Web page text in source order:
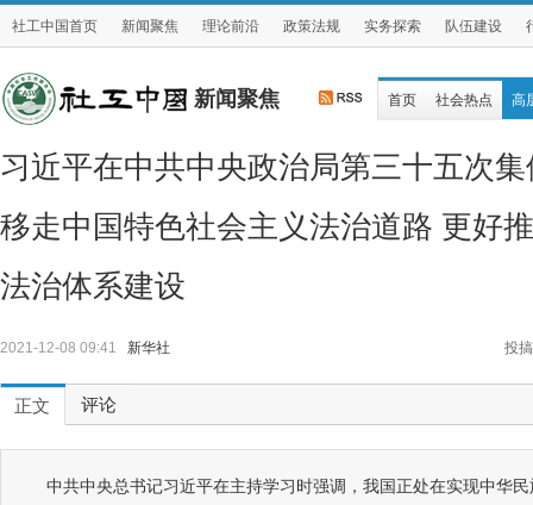
社工中国首页 新闻聚焦 理论前沿 政策法规 实务探索 队伍建设
新闻聚焦 首页 社会热点 高
习近平在中共中央政治局第三十五次
移走中国特色社会主义法治道路 更好
法治体系建设
2021-12-08 09:41 新华社 投搞
正文 评论
中共中央总书记习近平在主持学习时强调，我国正处在实现中华